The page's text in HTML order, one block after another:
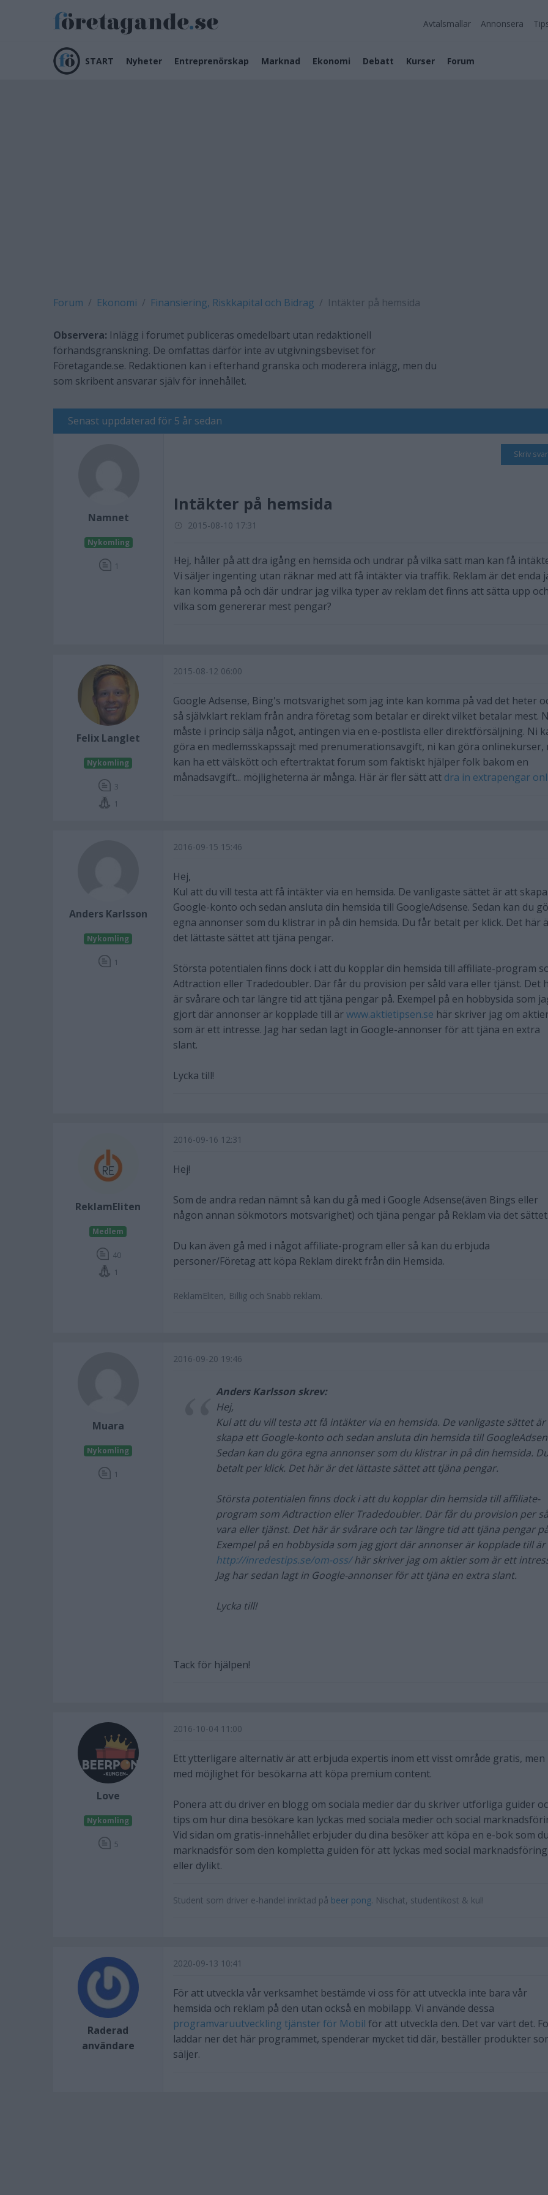
Avtalsmallar Annonsera
START Nyheter Entreprenörskap Marknad Ekonomi Debatt Kurser Forum
Forum Ekonomi Finansiering, Riskkapital och Bidrag Intäkter på hemsida
Observera: Inlägg i forumet publiceras omedelbart utan redaktionell
förhandsgranskning. De omfattas därför inte av utgivningsbeviset för
Företagande.se. Redaktionen kan i efterhand granska och moderera inlägg, men du
som skribent ansvarar själv för innehållet.
Senast uppdaterad för 5 år sedan
Namnet
Nykomling
1
Skriv svar
Intäkter på hemsida
2015-08-10 17:31
Hej, håller på att dra igång en hemsida och undrar på vilka sätt man kan få
Vi säljer ingenting utan räknar med att få intäkter via traffik. Reklam är det enda
kan komma på och där undrar jag vilka typer av reklam det finns att sätta upp
vilka som genererar mest pengar?
Felix Langlet
Nykomling
3
1
2015-08-12 06:00
Google Adsense, Bing's motsvarighet som jag inte kan komma på vad det heter
så självklart reklam från andra företag som betalar er direkt vilket betalar mest.
måste i princip sälja något, antingen via en e-postlista eller direktförsäljning. Ni
göra en medlemsskapssajt med prenumerationsavgift, ni kan göra onlinekurser,
kan ha ett välskött och eftertraktat forum som faktiskt hjälper folk bakom en
månadsavgift... möjligheterna är många. Här är fler sätt att dra in extrapengar
Anders Karlsson
Nykomling
1
2016-09-15 15:46
Hej,
Kul att du vill testa att få intäkter via en hemsida. De vanligaste sättet är att
Google-konto och sedan ansluta din hemsida till GoogleAdsense. Sedan kan du
egna annonser som du klistrar in på din hemsida. Du får betalt per klick. Det här
det lättaste sättet att tjäna pengar.
Största potentialen finns dock i att du kopplar din hemsida till affiliate-program
Adtraction eller Tradedoubler. Där får du provision per såld vara eller tjänst. Det
är svårare och tar längre tid att tjäna pengar på. Exempel på en hobbysida som
gjort där annonser är kopplade till ärwww.aktietipsen.se här skriver jag om
som är ett intresse. Jag har sedan lagt in Google-annonser för att tjäna en extra
slant.
Lycka till!
ReklamEliten
Medlem
40
1
2016-09-16 12:31
Hej!
Som de andra redan nämnt så kan du gå med i Google Adsense(även Bings eller
någon annan sökmotors motsvarighet) och tjäna pengar på Reklam via det
Du kan även gå med i något affiliate-program eller så kan du erbjuda
personer/Företag att köpa Reklam direkt från din Hemsida.
ReklamEliten, Billig och Snabb reklam.
Muara
Nykomling
1
2016-09-20 19:46
Anders Karlsson skrev:
Hej,
Kul att du vill testa att få intäkter via en hemsida. De vanligaste sättet
skapa ett Google-konto och sedan ansluta din hemsida till
Sedan kan du göra egna annonser som du klistrar in på din hemsida.
betalt per klick. Det här är det lättaste sättet att tjäna pengar.
Största potentialen finns dock i att du kopplar din hemsida till affiliate-
program som Adtraction eller Tradedoubler. Där får du provision per
vara eller tjänst. Det här är svårare och tar längre tid att tjäna pengar
Exempel på en hobbysida som jag gjort där annonser är kopplade till är
http://inredestips.se/om-oss/här skriver jag om aktier som är ett
Jag har sedan lagt in Google-annonser för att tjäna en extra slant.
Lycka till!
Tack för hjälpen!
Love
Nykomling
5
2016-10-04 11:00
Ett ytterligare alternativ är att erbjuda expertis inom ett visst område gratis, men
med möjlighet för besökarna att köpa premium content.
Ponera att du driver en blogg om sociala medier där du skriver utförliga guider
tips om hur dina besökare kan lyckas med sociala medier och social
Vid sidan om gratis-innehållet erbjuder du dina besöker att köpa en e-bok som
marknadsför som den kompletta guiden för att lyckas med social marknadsföring
eller dylikt.
Student som driver e-handel inriktad på beer pong. Nischat, studentikost & kul!
Raderad
användare
2020-09-13 10:41
För att utveckla vår verksamhet bestämde vi oss för att utveckla inte bara vår
hemsida och reklam på den utan också en mobilapp. Vi använde dessa
programvaruutveckling tjänster för Mobil för att utveckla den. Det var värt det.
laddar ner det här programmet, spenderar mycket tid där, beställer produkter
säljer.